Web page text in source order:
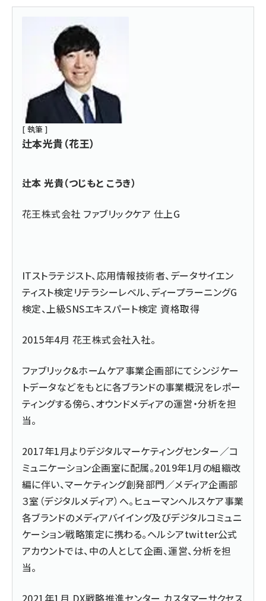
[ 執筆 ]
辻本光貴（花王）
辻本 光貴（つじもと こうき）
花王株式会社 ファブリックケア 仕上G
ITストラテジスト、応用情報技術者、データサイエン
ティスト検定リテラシーレベル、ディープラーニングG
検定、上級SNSエキスパート検定 資格取得
2015年4月 花王株式会社入社。
ファブリック&ホームケア事業企画部にてシンジケー
トデータなどをもとに各ブランドの事業概況をレポー
ティングする傍ら、オウンドメディアの運営・分析を担
当。
2017年1月よりデジタルマーケティングセンター／コ
ミュニケーション企画室に配属。2019年1月の組織改
編に伴い、マーケティング創発部門／メディア企画部
３室（デジタルメディア）へ。ヒューマンヘルスケア事業
各ブランドのメディアバイイング及びデジタルコミュニ
ケーション戦略策定に携わる。ヘルシアtwitter公式
アカウントでは、中の人として企画、運営、分析を担
当。
2021年1月 DX戦略推進センター カスタマーサクセス